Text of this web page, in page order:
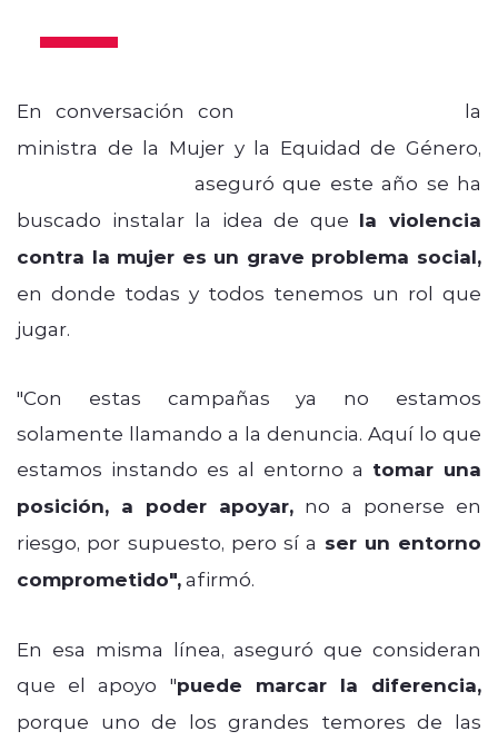
En conversación con
la
ministra de la Mujer y la Equidad de Género,
aseguró que este año se ha
buscado instalar la idea de que la violencia
contra la mujer es un grave problema social,
en donde todas y todos tenemos un rol que
jugar.
"Con estas campañas ya no estamos
solamente llamando a la denuncia. Aquí lo que
estamos instando es al entorno a tomar una
posición, a poder apoyar, no a ponerse en
riesgo, por supuesto, pero sí a ser un entorno
comprometido",afirmó.
En esa misma línea, aseguró que consideran
que el apoyo "puede marcar la diferencia,
porque uno de los grandes temores de las